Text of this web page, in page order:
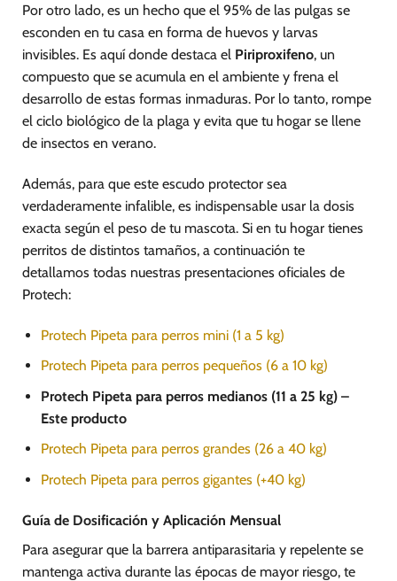
Por otro lado, es un hecho que el 95% de las pulgas se
esconden en tu casa en forma de huevos y larvas
invisibles. Es aquí donde destaca el Piriproxifeno, un
compuesto que se acumula en el ambiente y frena el
desarrollo de estas formas inmaduras. Por lo tanto, rompe
el ciclo biológico de la plaga y evita que tu hogar se llene
de insectos en verano.
Además, para que este escudo protector sea
verdaderamente infalible, es indispensable usar la dosis
exacta según el peso de tu mascota. Si en tu hogar tienes
perritos de distintos tamaños, a continuación te
detallamos todas nuestras presentaciones oficiales de
Protech:
Protech Pipeta para perros mini (1 a 5 kg)
Protech Pipeta para perros pequeños (6 a 10 kg)
Protech Pipeta para perros medianos (11 a 25 kg) –
Este producto
Protech Pipeta para perros grandes (26 a 40 kg)
Protech Pipeta para perros gigantes (+40 kg)
Guía de Dosificación y Aplicación Mensual
Para asegurar que la barrera antiparasitaria y repelente se
mantenga activa durante las épocas de mayor riesgo, te